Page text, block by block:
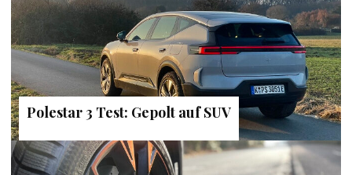
Polestar 3 Test: Gepolt auf SUV